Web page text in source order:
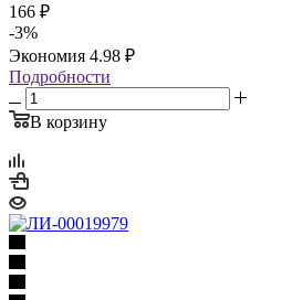
166 ₽
-3%
Экономия 4.98 ₽
Подробности
В корзину